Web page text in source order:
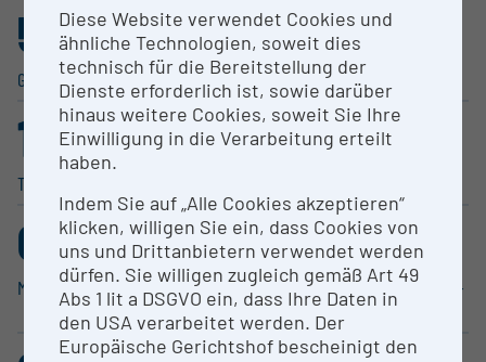
Geistes­wis­sen­schaften
5 ,693%
Sozial­wis­sen­schaften
4,169%
Technische Wissen­schaften
1 ,368% 0,214%
Musik
0 ,151%
Agrar­wis­sen­schaften, Veteri­när­
m­e­dizin
0,139%
Diese Website verwendet Cookies und
ähnliche Technologien, soweit dies
technisch für die Bereitstellung der
Dienste erforderlich ist, sowie darüber
hinaus weitere Cookies, soweit Sie Ihre
Einwilligung in die Verarbeitung erteilt
haben.
Indem Sie auf „Alle Cookies akzeptieren“
klicken, willigen Sie ein, dass Cookies von
uns und Drittanbietern verwendet werden
dürfen. Sie willigen zugleich gemäß Art 49
Abs 1 lit a DSGVO ein, dass Ihre Daten in
den USA verarbeitet werden. Der
Europäische Gerichtshof bescheinigt den